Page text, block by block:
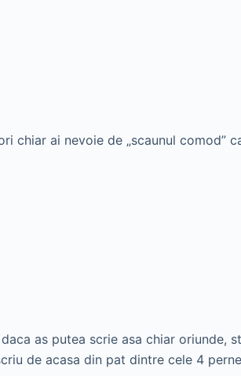
ai nevoie de „scaunul comod”
as putea scrie asa chiar
de acasa din pat dintre cele 4